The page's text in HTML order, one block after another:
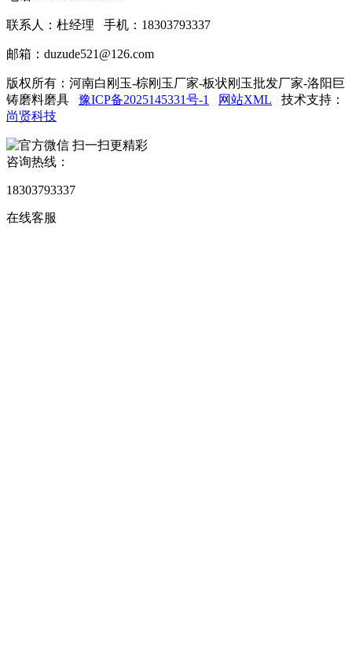
联系人：杜经理 手机：18303793337
邮箱：duzude521@126.com
版权所有：河南白刚玉-棕刚玉厂家-板状刚玉批发厂家-洛阳巨
铸磨料磨具 豫ICP备2025145331号-1 网站XML 技术支持：
尚贤科技
扫一扫更精彩
咨询热线：
18303793337
在线客服